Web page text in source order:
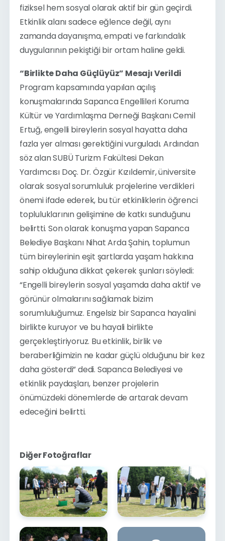
fiziksel hem sosyal olarak aktif bir gün geçirdi.
Etkinlik alanı sadece eğlence değil, aynı
zamanda dayanışma, empati ve farkındalık
duygularının pekiştiği bir ortam haline geldi.
“Birlikte Daha Güçlüyüz” Mesajı Verildi
Program kapsamında yapılan açılış
konuşmalarında Sapanca Engellileri Koruma
Kültür ve Yardımlaşma Derneği Başkanı Cemil
Ertuğ, engelli bireylerin sosyal hayatta daha
fazla yer alması gerektiğini vurguladı. Ardından
söz alan SUBÜ Turizm Fakültesi Dekan
Yardımcısı Doç. Dr. Özgür Kızıldemir, üniversite
olarak sosyal sorumluluk projelerine verdikleri
önemi ifade ederek, bu tür etkinliklerin öğrenci
topluluklarının gelişimine de katkı sunduğunu
belirtti. Son olarak konuşma yapan Sapanca
Belediye Başkanı Nihat Arda Şahin, toplumun
tüm bireylerinin eşit şartlarda yaşam hakkına
sahip olduğuna dikkat çekerek şunları söyledi:
“Engelli bireylerin sosyal yaşamda daha aktif ve
görünür olmalarını sağlamak bizim
sorumluluğumuz. Engelsiz bir Sapanca hayalini
birlikte kuruyor ve bu hayali birlikte
gerçekleştiriyoruz. Bu etkinlik, birlik ve
beraberliğimizin ne kadar güçlü olduğunu bir kez
daha gösterdi” dedi. Sapanca Belediyesi ve
etkinlik paydaşları, benzer projelerin
önümüzdeki dönemlerde de artarak devam
edeceğini belirtti.
Diğer Fotoğraflar